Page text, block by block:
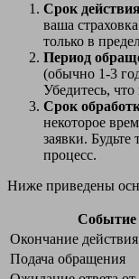
Срок
ваша
только в
Период
(обычно 1-3
Убедитесь,
Срок
некоторое
заявки.
процесс.
Ниже приведены
Событие
Окончание действия
Подача обращения